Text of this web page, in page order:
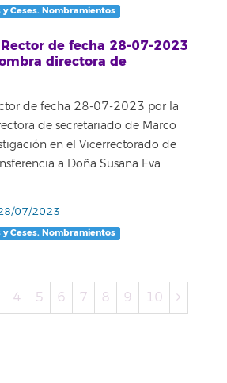
Ceses. Nombramientos
de fecha 28-07-2023
directora de
de fecha 28-07-2023 por la
de secretariado de Marco
en el Vicerrectorado de
a Doña Susana Eva
07/2023
Ceses. Nombramientos
4 5 6 7 8 9 10